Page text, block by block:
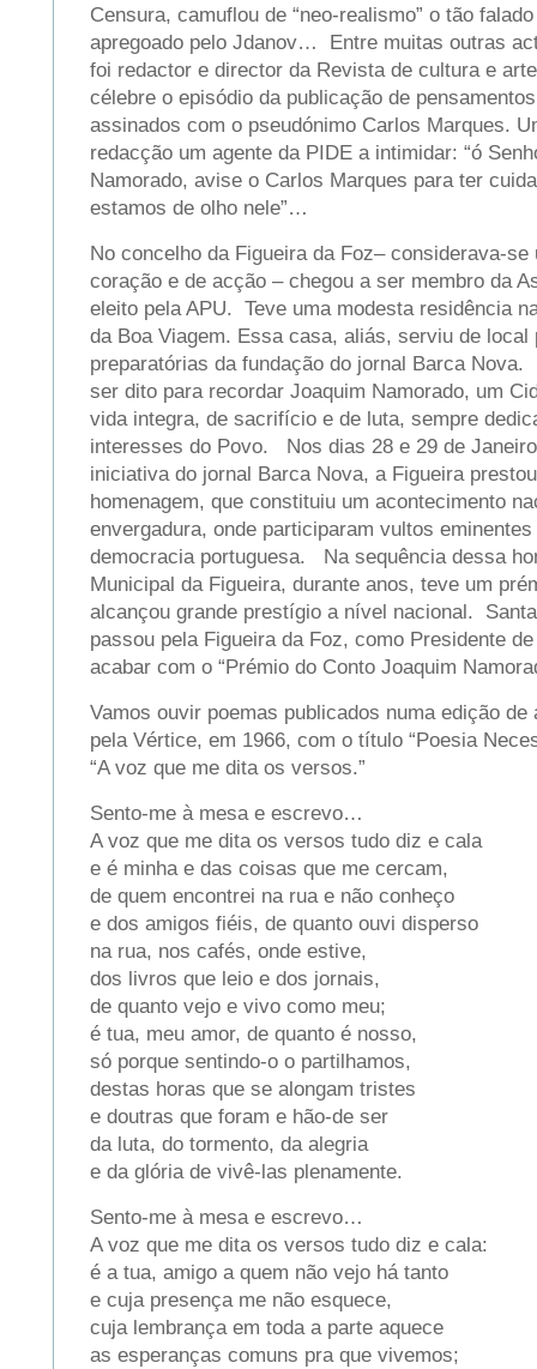
Censura, camuflou de “neo-realismo” o tão
apregoado pelo Jdanov… Entre muitas outras
foi redactor e director da Revista de cultura e
célebre o episódio da publicação de
assinados com o pseudónimo Carlos Marques.
redacção um agente da PIDE a intimidar: “ó
Namorado, avise o Carlos Marques para ter
estamos de olho nele”…
No concelho da Figueira da Foz– considerava-se
coração e de acção – chegou a ser membro da
eleito pela APU. Teve uma modesta residência
da Boa Viagem. Essa casa, aliás, serviu de local
preparatórias da fundação do jornal Barca Nova.
ser dito para recordar Joaquim Namorado, um
vida integra, de sacrifício e de luta, sempre
interesses do Povo. Nos dias 28 e 29 de
iniciativa do jornal Barca Nova, a Figueira
homenagem, que constituiu um acontecimento
envergadura, onde participaram vultos
democracia portuguesa. Na sequência dessa
Municipal da Figueira, durante anos, teve um
alcançou grande prestígio a nível nacional.
passou pela Figueira da Foz, como Presidente
acabar com o “Prémio do Conto Joaquim
Vamos ouvir poemas publicados numa edição de
pela Vértice, em 1966, com o título “Poesia
“A voz que me dita os versos.”
Sento-me à mesa e escrevo…
A voz que me dita os versos tudo diz e cala
e é minha e das coisas que me cercam,
de quem encontrei na rua e não conheço
e dos amigos fiéis, de quanto ouvi disperso
na rua, nos cafés, onde estive,
dos livros que leio e dos jornais,
de quanto vejo e vivo como meu;
é tua, meu amor, de quanto é nosso,
só porque sentindo-o o partilhamos,
destas horas que se alongam tristes
e doutras que foram e hão-de ser
da luta, do tormento, da alegria
e da glória de vivê-las plenamente.
Sento-me à mesa e escrevo…
A voz que me dita os versos tudo diz e cala:
é a tua, amigo a quem não vejo há tanto
e cuja presença me não esquece,
cuja lembrança em toda a parte aquece
as esperanças comuns pra que vivemos;